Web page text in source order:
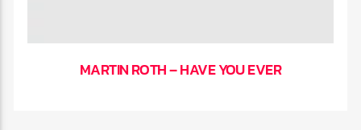
MARTIN ROTH – HAVE YOU EVER